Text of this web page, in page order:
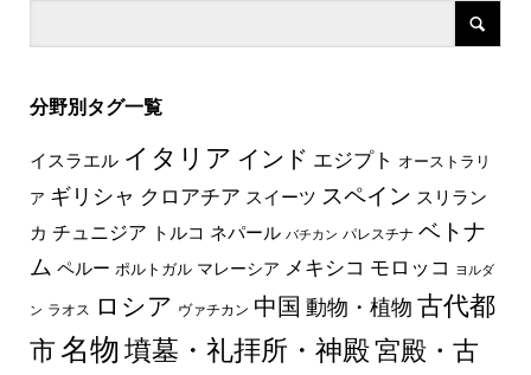
分野別タグ一覧
イスラエル イタリア インド エジプト オーストラリ
ア ギリシャ クロアチア スイーツ スペイン スリラン
カ チュニジア トルコ ネパール バチカン パレスチナ ベトナ
ム ペルー ポルトガル マレーシア メキシコ モロッコ ヨルダ
ン ラオス ロシア ヴァチカン 中国 動物・植物 古代都
市 名物 墳墓・礼拝所・神殿宮殿・古